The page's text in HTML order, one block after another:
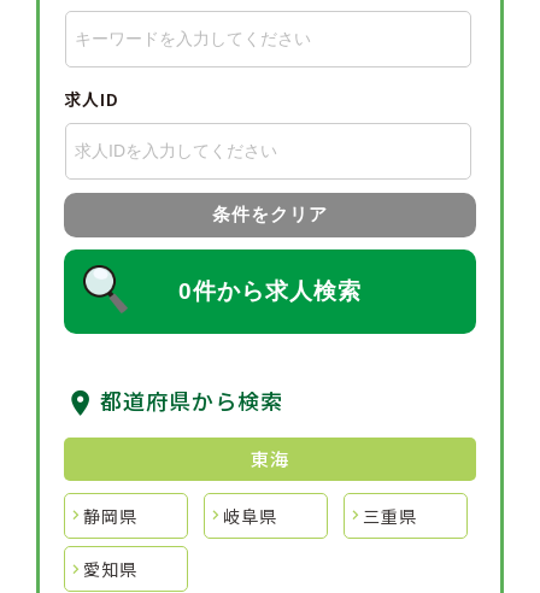
求人ID
条件をクリア
0件から求人検索
都道府県から検索
東海
静岡県 岐阜県 三重県
愛知県